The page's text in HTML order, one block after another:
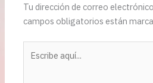
Tu dirección de correo
campos obligatorios están
aquí...